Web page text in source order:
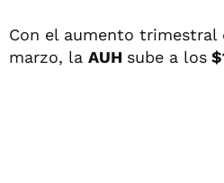
Con el aumento trimestral
marzo, la AUH sube a los